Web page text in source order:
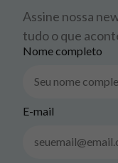
Assine nossa
tudo o que
Nome completo
E-mail